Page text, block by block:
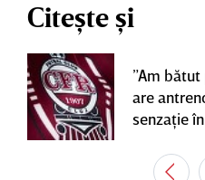
Citește și
”Am bătut
are
senzaţie